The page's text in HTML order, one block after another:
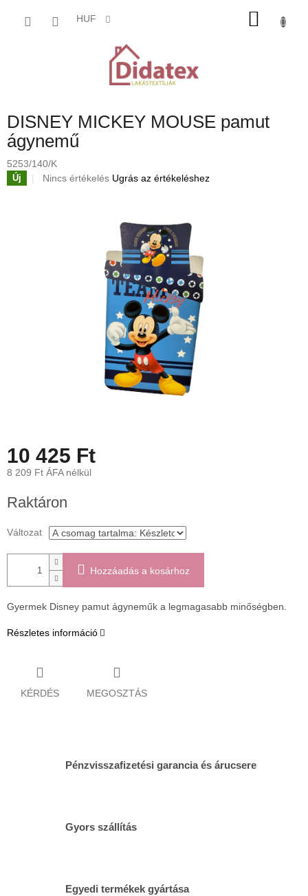
HUF
DISNEY MICKEY MOUSE pamut
ágynemű
5253/140/K
Új
A
Nincs értékelés Ugrás az értékeléshez
10 425 Ft
8 209 Ft ÁFA nélkül
Raktáron
Változat
Hozzáadás a kosárhoz
Gyermek Disney pamut ágyneműk a legmagasabb minőségben.
Részletes információ
KÉRDÉS MEGOSZTÁS
Pénzvisszafizetési garancia és árucsere
Gyors szállítás
Egyedi termékek gyártása